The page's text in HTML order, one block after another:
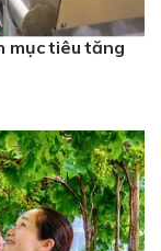
mục tiêu tăng